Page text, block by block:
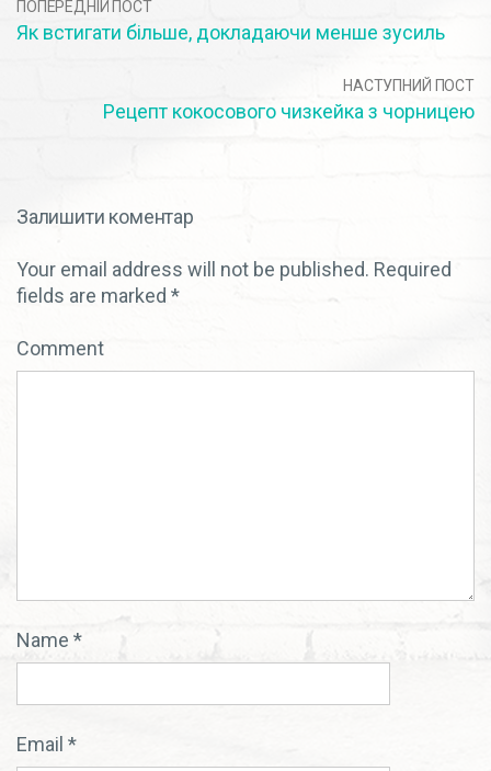
ПОПЕРЕДНІЙ ПОСТ
Як встигати більше, докладаючи менше зусиль
НАСТУПНИЙ ПОСТ
Рецепт кокосового чизкейка з чорницею
Залишити коментар
Your email address will not be published. Required
fields are marked *
Comment
Name *
Email *